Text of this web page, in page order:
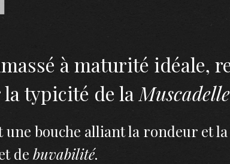
à maturité idéale,
la typicité de la Muscadelle
bouche alliant la rondeur et la
de buvabilité.